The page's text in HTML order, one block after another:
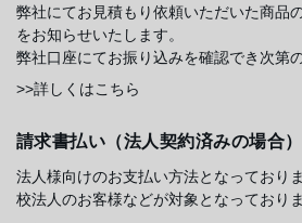
弊社にてお見積もり依頼いただいた商品
をお知らせいたします。
弊社口座にてお振り込みを確認でき次第
>>詳しくはこちら
請求書払い（法人契約済みの場合）
法人様向けのお支払い方法となっており
校法人のお客様などが対象となっておりま